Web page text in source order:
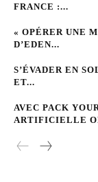
FRANCE :...
« OPÉRER UNE
D’EDEN...
S’ÉVADER EN
ET...
AVEC PACK
ARTIFICIELLE